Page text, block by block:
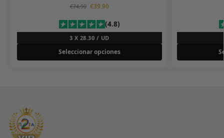
€74.90 €39.90
(4.8)
3 X 28.30 / UD
Seleccionar opciones